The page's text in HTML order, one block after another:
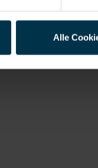
Alle
Arbeitsplatz zu
und Bereichen.